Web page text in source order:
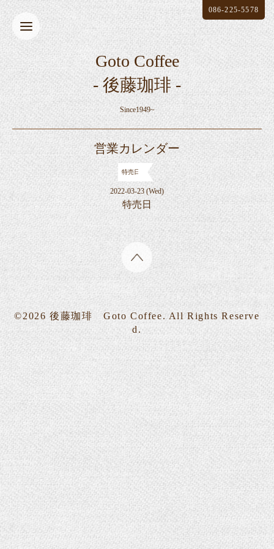
Goto Coffee
- 後藤珈琲 -
Since1949~
086-225-5578
営業カレンダー
特売日
2022-03-23 (Wed)
特売日
©2026 後藤珈琲 Goto Coffee. All Rights Reserve
d.